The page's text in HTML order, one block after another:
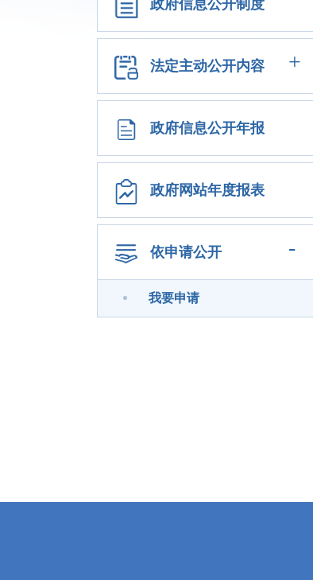
政府信息公开制度
法定主动公开内容 +
政府信息公开年报
政府网站年度报表
依申请公开 -
我要申请